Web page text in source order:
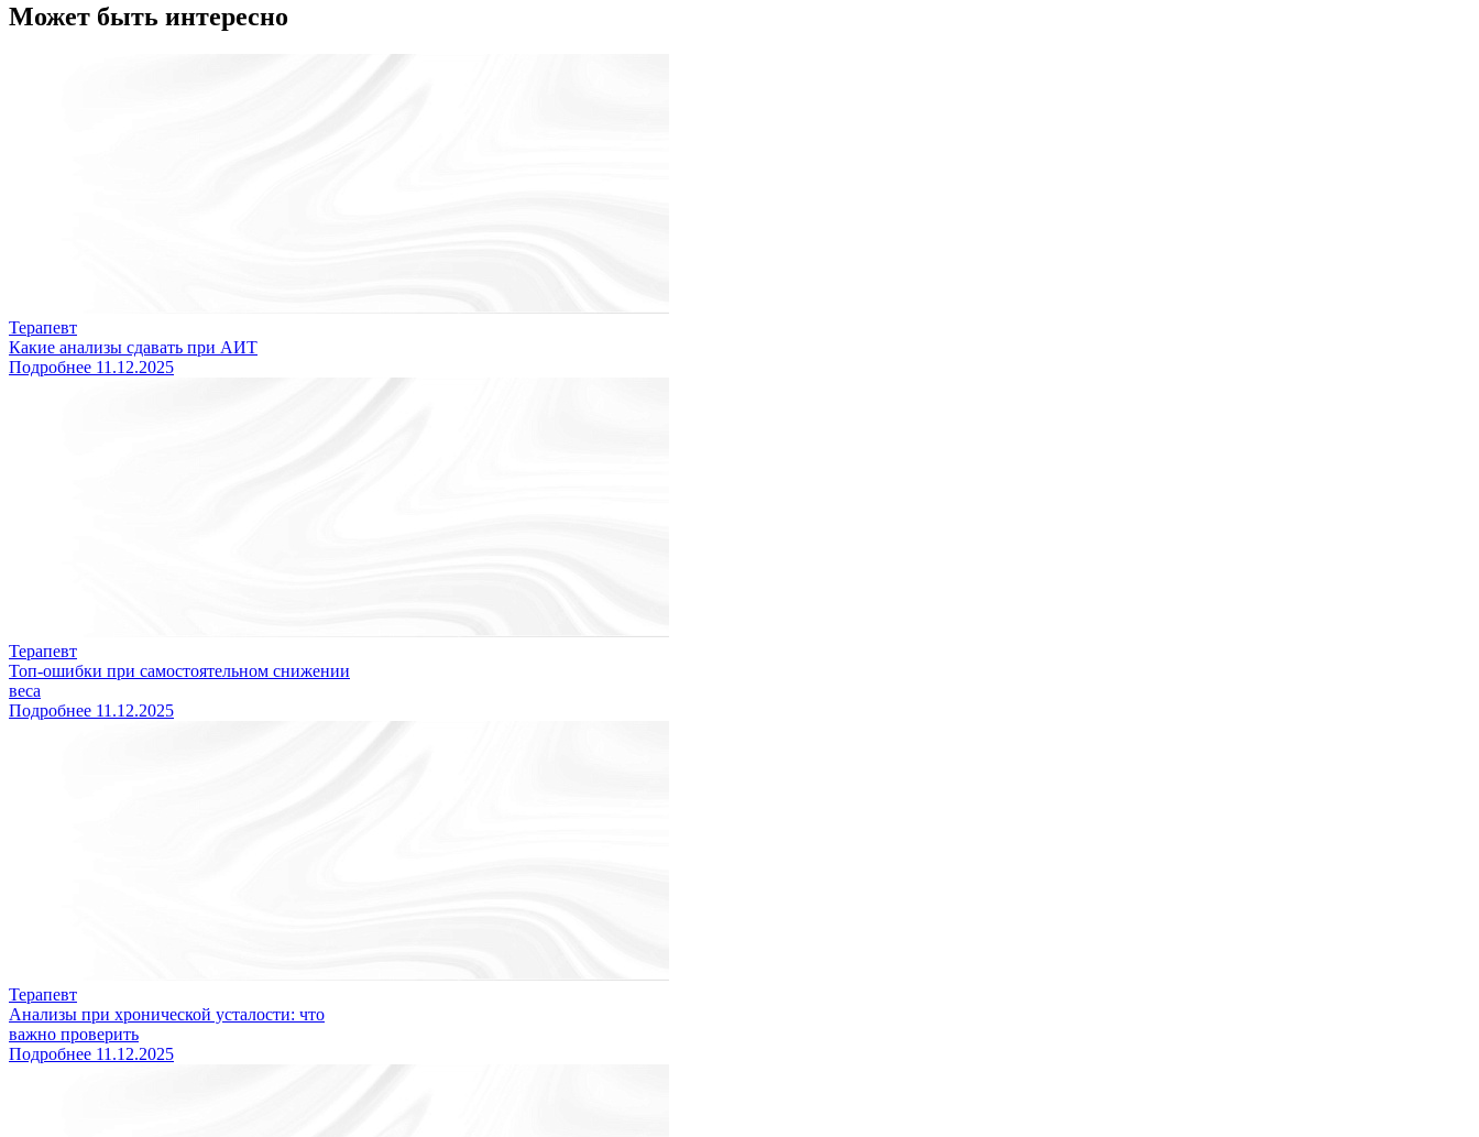
Может быть интересно
Терапевт
Какие анализы сдавать при АИТ
Подробнее 11.12.2025
Терапевт
Топ-ошибки при самостоятельном снижении
веса
Подробнее 11.12.2025
Терапевт
Анализы при хронической усталости: что
важно проверить
Подробнее 11.12.2025